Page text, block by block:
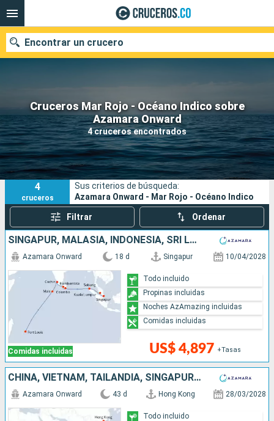
Cruceros Mar Rojo - Océano Indico sobre
Azamara Onward
4 cruceros encontrados
Encontrar un crucero
Fecha de salida
Buscar
4
cruceros
Sus criterios de búsqueda:
Azamara Onward - Mar Rojo - Océano Indico
Filtrar Ordenar
SINGAPUR, MALASIA, INDONESIA, SRI LANKA, INDIA, MALDIVAS, MAURICE
Comidas incluidas
Azamara Onward 18 d Singapur 10/04/2028
US$ 4,897 +Tasas
Todo incluido
Propinas incluidas
Noches AzAmazing incluidas
Comidas incluidas
CHINA, VIETNAM, TAILANDIA, SINGAPUR, MALASIA, INDONESIA, SRI LANKA, INDIA, MALDIVAS, MAURICE, FRANCIA, MADAGASCAR, SUDAFRICA
Azamara Onward 43 d Hong Kong 28/03/2028
Todo incluido